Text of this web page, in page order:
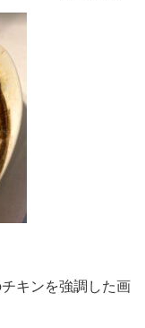
キンを強調した画